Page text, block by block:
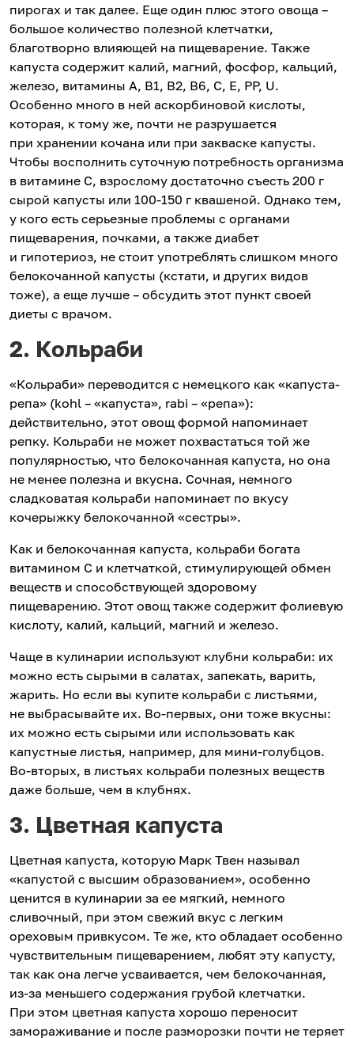
пирогах и так далее. Еще один плюс этого овоща –
большое количество полезной клетчатки,
благотворно влияющей на пищеварение. Также
капуста содержит калий, магний, фосфор, кальций,
железо, витамины А, В1, В2, В6, C, E, РР, U.
Особенно много в ней аскорбиновой кислоты,
которая, к тому же, почти не разрушается
при хранении кочана или при закваске капусты.
Чтобы восполнить суточную потребность организма
в витамине С, взрослому достаточно съесть 200 г
сырой капусты или 100-150 г квашеной. Однако тем,
у кого есть серьезные проблемы с органами
пищеварения, почками, а также диабет
и гипотериоз, не стоит употреблять слишком много
белокочанной капусты (кстати, и других видов
тоже), а еще лучше – обсудить этот пункт своей
диеты с врачом.
2. Кольраби
«Кольраби» переводится с немецкого как «капуста-
репа» (kohl – «капуста», rabi – «репа»):
действительно, этот овощ формой напоминает
репку. Кольраби не может похвастаться той же
популярностью, что белокочанная капуста, но она
не менее полезна и вкусна. Сочная, немного
сладковатая кольраби напоминает по вкусу
кочерыжку белокочанной «сестры».
Как и белокочанная капуста, кольраби богата
витамином C и клетчаткой, стимулирующей обмен
веществ и способствующей здоровому
пищеварению. Этот овощ также содержит фолиевую
кислоту, калий, кальций, магний и железо.
Чаще в кулинарии используют клубни кольраби: их
можно есть сырыми в салатах, запекать, варить,
жарить. Но если вы купите кольраби с листьями,
не выбрасывайте их. Во-первых, они тоже вкусны:
их можно есть сырыми или использовать как
капустные листья, например, для мини-голубцов.
Во-вторых, в листьях кольраби полезных веществ
даже больше, чем в клубнях.
3. Цветная капуста
Цветная капуста, которую Марк Твен называл
«капустой с высшим образованием», особенно
ценится в кулинарии за ее мягкий, немного
сливочный, при этом свежий вкус с легким
ореховым привкусом. Те же, кто обладает особенно
чувствительным пищеварением, любят эту капусту,
так как она легче усваивается, чем белокочанная,
из‑за меньшего содержания грубой клетчатки.
При этом цветная капуста хорошо переносит
замораживание и после разморозки почти не теряет